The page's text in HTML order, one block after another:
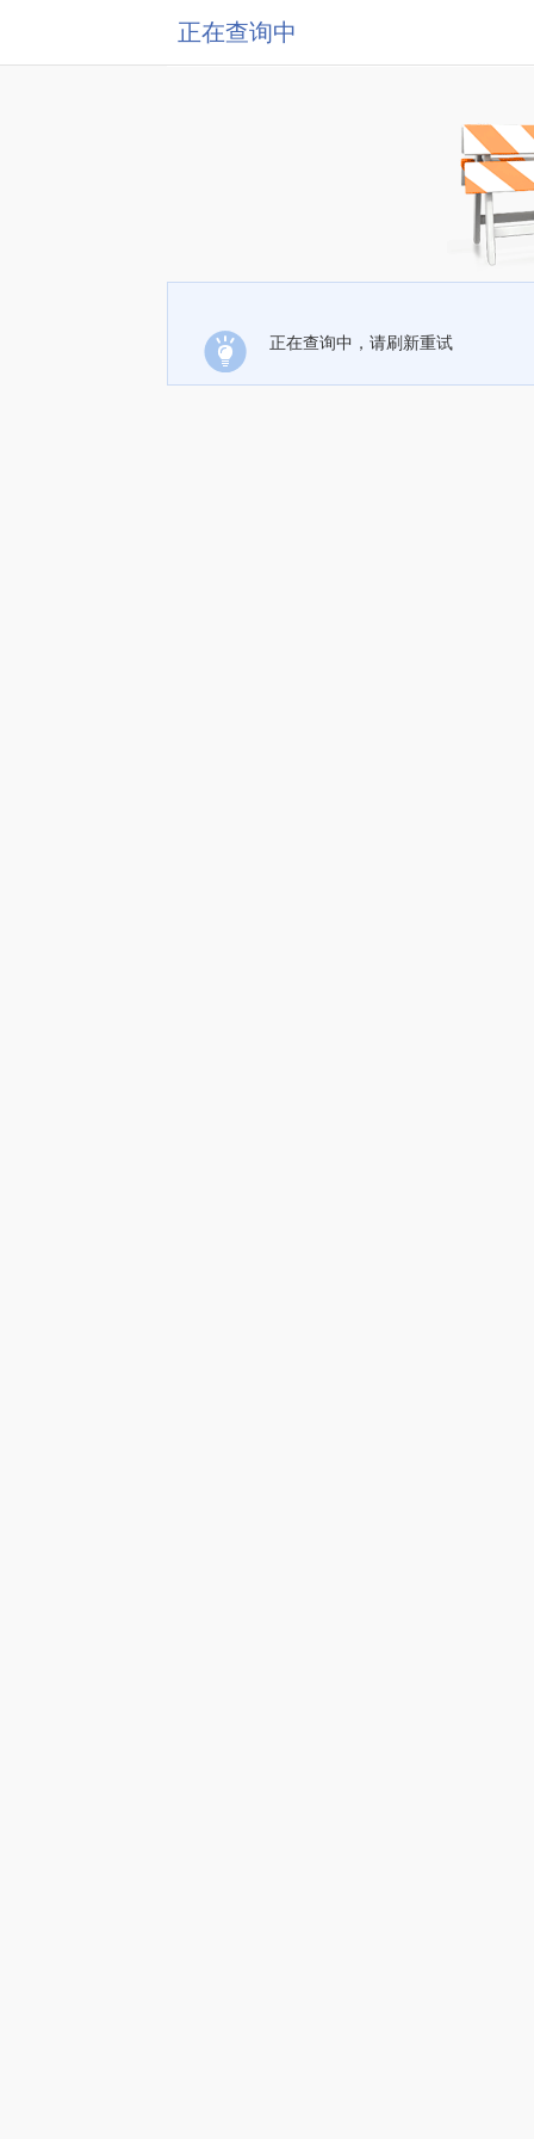
正在查询中
正在查询中，请刷新重试